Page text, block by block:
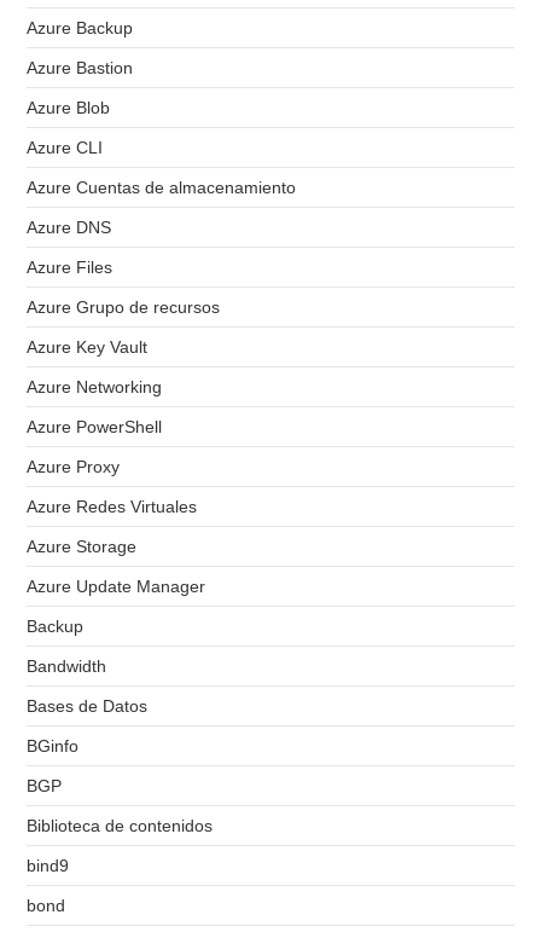
Azure Backup
Azure Bastion
Azure Blob
Azure CLI
Azure Cuentas de almacenamiento
Azure DNS
Azure Files
Azure Grupo de recursos
Azure Key Vault
Azure Networking
Azure PowerShell
Azure Proxy
Azure Redes Virtuales
Azure Storage
Azure Update Manager
Backup
Bandwidth
Bases de Datos
BGinfo
BGP
Biblioteca de contenidos
bind9
bond